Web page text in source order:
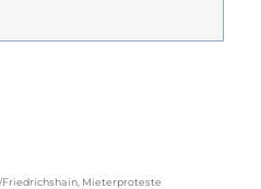
Mieterproteste